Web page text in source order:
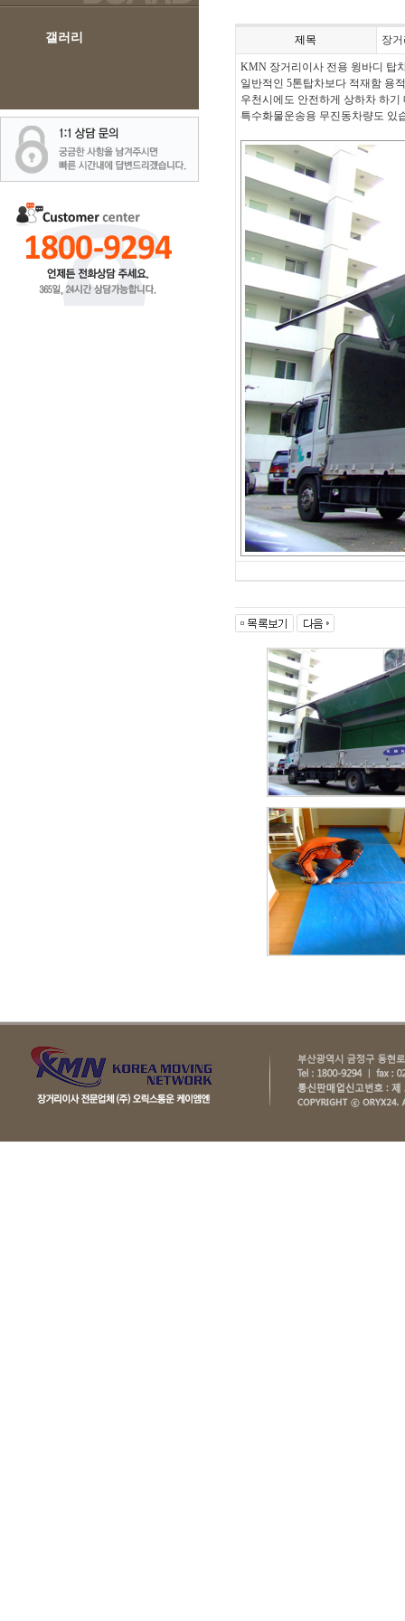
갤러리 제목 장
KMN 장거리이사 전용 윙바디 탑
일반적인 5톤탑차보다 적재함 용
우천시에도 안전하게 상하차 하
특수화물운송용 무진동차량도 있